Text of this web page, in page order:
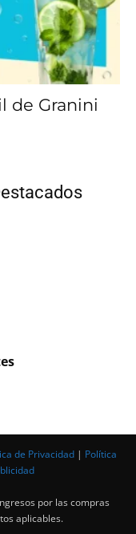
de Granini
de Privacidad | Política
por las compras
aplicables.